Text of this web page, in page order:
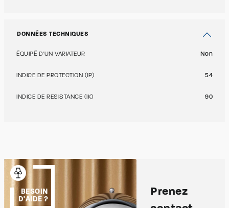
DONNÉES TECHNIQUES
ÉQUIPÉ D'UN VARIATEUR Non
INDICE DE PROTECTION (IP) 54
INDICE DE RESISTANCE (IK) 90
BESOIN
D'AIDE ?
Prenez